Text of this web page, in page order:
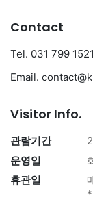
Contact
Tel. 031 799 1521
Email.
Visitor Info.
관람기간
운영일
휴관일